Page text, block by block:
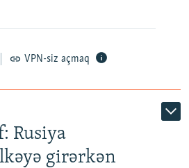
VPN-siz açmaq
Rusiya
girərkən